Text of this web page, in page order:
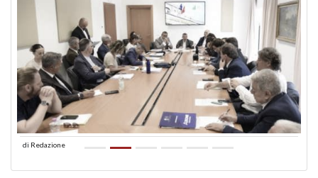
di Redazione